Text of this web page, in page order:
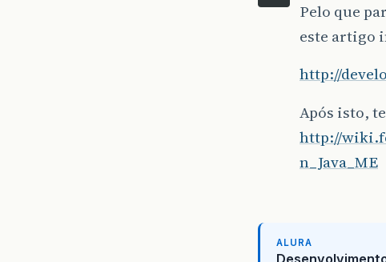
Pelo que
este artigo
http://
Após isto,
http://
n_Java_ME
ALURA